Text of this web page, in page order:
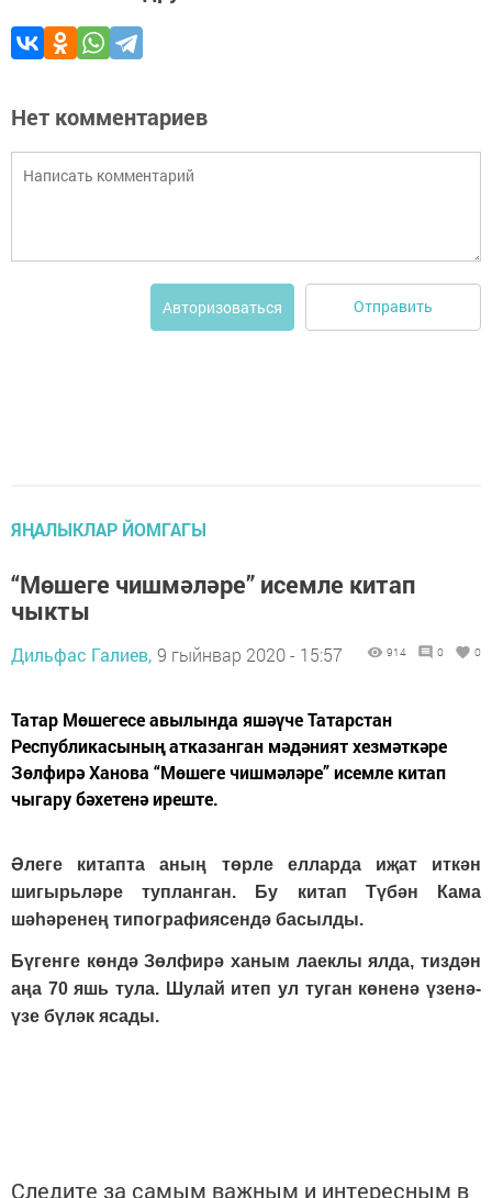
Нет комментариев
Авторизоваться Отправить
ЯҢАЛЫКЛАР ЙОМГАГЫ
“Мөшеге чишмәләре” исемле китап
чыкты
Дильфас Галиев, 9 гыйнвар 2020 - 15:57 914 0 0
Татар Мөшегесе авылында яшәүче Татарстан
Республикасының атказанган мәдәният хезмәткәре
Зөлфирә Ханова “Мөшеге чишмәләре” исемле китап
чыгару бәхетенә иреште.
Әлеге китапта аның төрле елларда иҗат иткән
шигырьләре тупланган. Бу китап Түбән Кама
шәһәренең типографиясендә басылды.
Бүгенге көндә Зөлфирә ханым лаеклы ялда, тиздән
аңа 70 яшь тула. Шулай итеп ул туган көненә үзенә-
үзе бүләк ясады.
Следите за самым важным и интересным в